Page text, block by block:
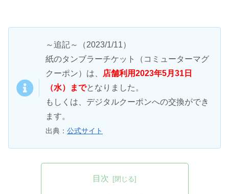
～追記～（2023/1/11）
紙のタンブラーチケット（コミューターマグ
クーポン）は、
店舗利用2023年5月31日
（水）までとなりました。
もしくは、デジタルクーポンへの交換ができ
ます。
出典： 公式サイト
目次